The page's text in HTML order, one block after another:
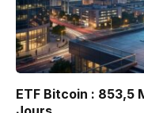
ETF Bitcoin : 853,5